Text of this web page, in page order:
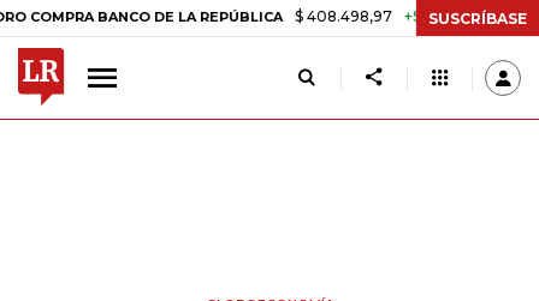
BANCO DE LA REPÚBLICA $ 408.498,97 +$ 8.753,81 +2,19%
SUSCRÍBASE